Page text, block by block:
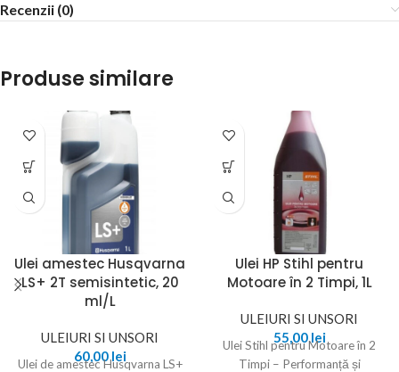
Recenzii (0)
Produse similare
Ulei amestec Husqvarna
LS+ 2T semisintetic, 20
ml/L
ULEIURI SI UNSORI
60,00 lei
Ulei de amestec Husqvarna LS+
Ulei HP Stihl pentru
Motoare în 2 Timpi, 1L
ULEIURI SI UNSORI
55,00 lei
Ulei Stihl pentru Motoare în 2
Timpi – Performanță și